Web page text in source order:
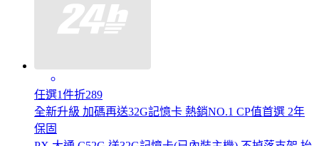
任選1件折289
全新升級 加碼再送32G記憶卡 熱銷NO.1 CP值首選 2年
保固